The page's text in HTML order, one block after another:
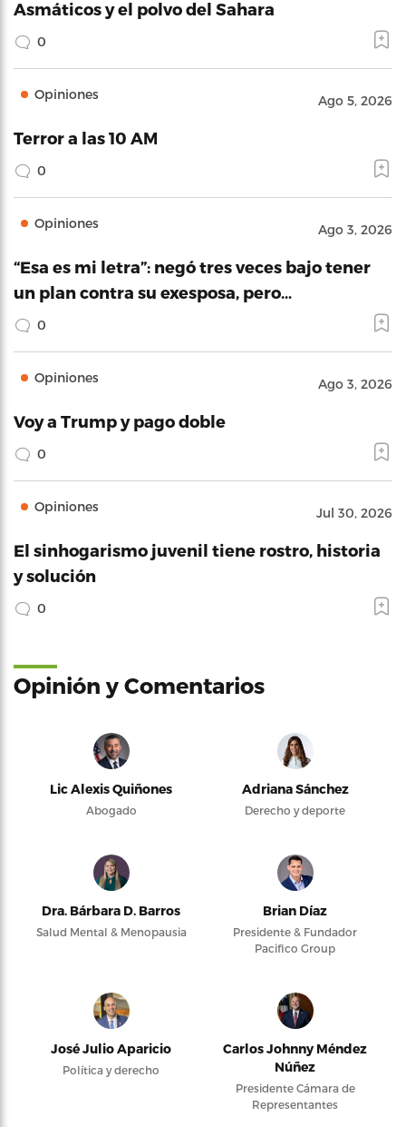
Asmáticos y el polvo del Sahara
0
Opiniones Ago 5, 2026
Terror a las 10 AM
0
Opiniones Ago 3, 2026
“Esa es mi letra”: negó tres veces bajo tener
un plan contra su exesposa, pero…
0
Opiniones Ago 3, 2026
Voy a Trump y pago doble
0
Opiniones Jul 30, 2026
El sinhogarismo juvenil tiene rostro, historia
y solución
0
Opinión y Comentarios
Lic Alexis Quiñones
Abogado
Adriana Sánchez
Derecho y deporte
Dra. Bárbara D. Barros
Salud Mental & Menopausia
Brian Díaz
Presidente & Fundador
Pacifico Group
José Julio Aparicio
Política y derecho
Carlos Johnny Méndez
Núñez
Presidente Cámara de
Representantes